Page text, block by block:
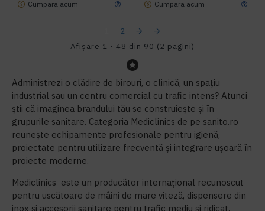
Cumpara acum Cumpara acum
2
Afişare 1 - 48 din 90 (2 pagini)
Administrezi o clădire de birouri, o clinică, un spațiu
industrial sau un centru comercial cu trafic intens? Atunci
știi că imaginea brandului tău se construiește și în
grupurile sanitare. Categoria Mediclinics de pe sanito.ro
reunește echipamente profesionale pentru igienă,
proiectate pentru utilizare frecventă și integrare ușoară în
proiecte moderne.
Mediclinics este un producător internațional recunoscut
pentru uscătoare de mâini de mare viteză, dispensere din
inox și accesorii sanitare pentru trafic mediu și ridicat.